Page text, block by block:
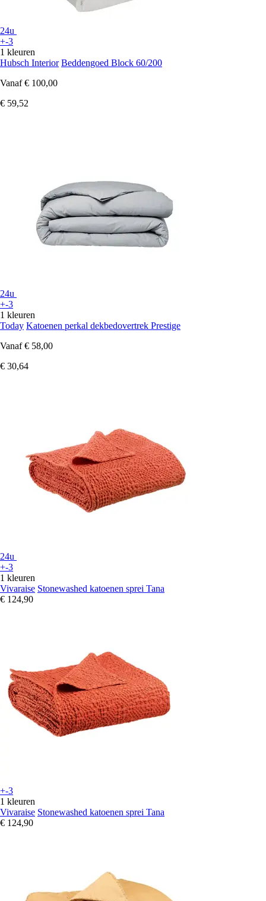
24u
+-3
1 kleuren
Hubsch Interior Beddengoed Block 60/200
Vanaf € 100,00
€ 59,52
24u
+-3
1 kleuren
Today Katoenen perkal dekbedovertrek Prestige
Vanaf € 58,00
€ 30,64
24u
+-3
1 kleuren
Vivaraise Stonewashed katoenen sprei Tana
€ 124,90
+-3
1 kleuren
Vivaraise Stonewashed katoenen sprei Tana
€ 124,90